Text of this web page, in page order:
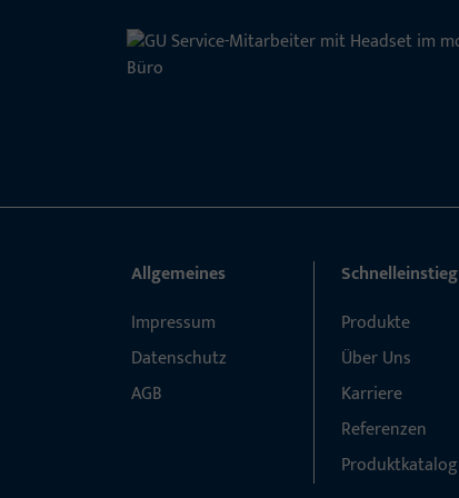
Allgemeines
Impressum
Datenschutz
AGB
Schnelleinstieg
Produkte
Über Uns
Karriere
Referenzen
Produktkatalog